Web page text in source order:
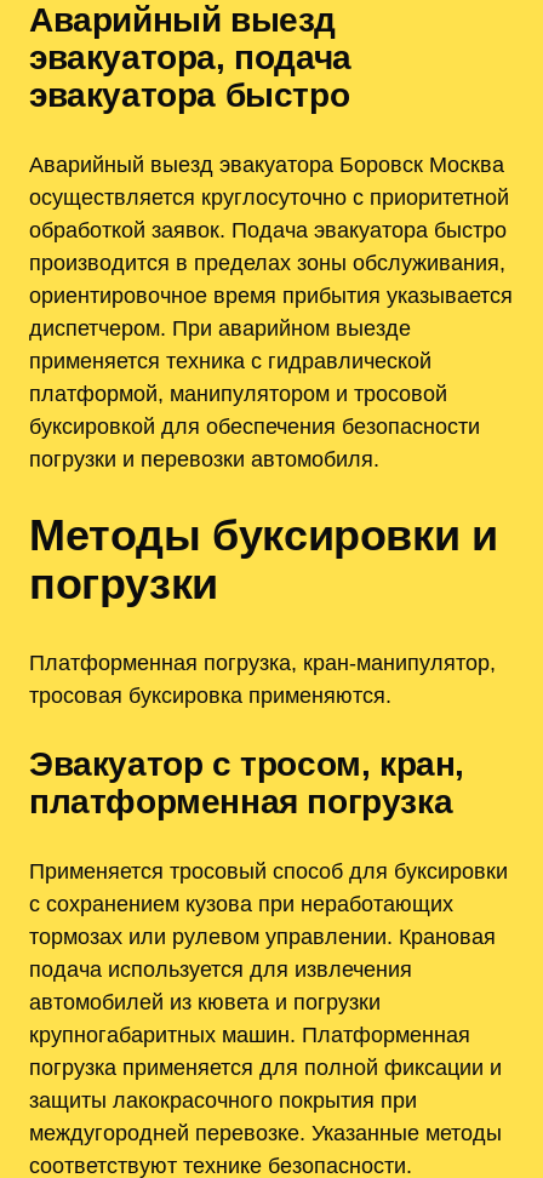
Аварийный выезд
эвакуатора, подача
эвакуатора быстро
Аварийный выезд эвакуатора Боровск Москва
осуществляется круглосуточно с приоритетной
обработкой заявок. Подача эвакуатора быстро
производится в пределах зоны обслуживания,
ориентировочное время прибытия указывается
диспетчером. При аварийном выезде
применяется техника с гидравлической
платформой, манипулятором и тросовой
буксировкой для обеспечения безопасности
погрузки и перевозки автомобиля.
Методы буксировки и
погрузки
Платформенная погрузка, кран-манипулятор,
тросовая буксировка применяются.
Эвакуатор с тросом, кран,
платформенная погрузка
Применяется тросовый способ для буксировки
с сохранением кузова при неработающих
тормозах или рулевом управлении. Крановая
подача используется для извлечения
автомобилей из кювета и погрузки
крупногабаритных машин. Платформенная
погрузка применяется для полной фиксации и
защиты лакокрасочного покрытия при
междугородней перевозке. Указанные методы
соответствуют технике безопасности.